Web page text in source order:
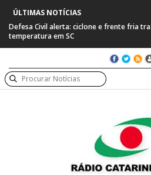
ÚLTIMAS NOTÍCIAS
Defesa Civil alerta: ciclone e frente fria
temperatura em SC